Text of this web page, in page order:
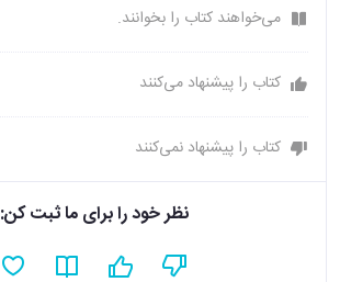
می‌خواهند کتاب را بخوانند.
کتاب را پیشنهاد می‌کنند
کتاب را پیشنهاد نمی‌کنند
نظر خود را برای ما ثبت کن: